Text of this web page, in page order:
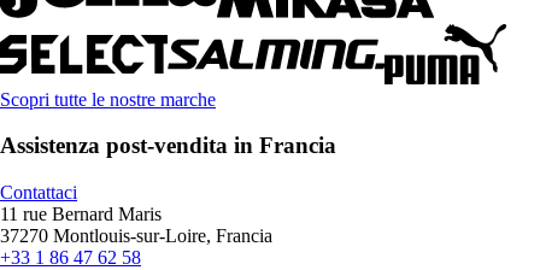
Scopri tutte le nostre marche
Assistenza post-vendita in Francia
Contattaci
11 rue Bernard Maris
37270 Montlouis-sur-Loire, Francia
+33 1 86 47 62 58